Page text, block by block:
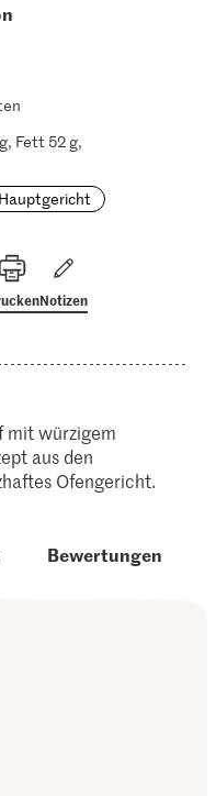
Fett 52 g,
Hauptgericht
Notizen
mit würzigem
aus den
Ofengericht.
Bewertungen